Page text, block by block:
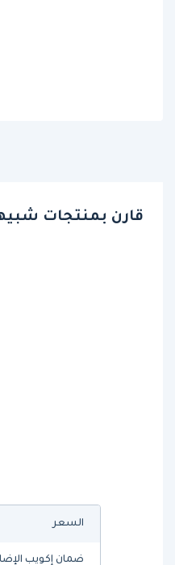
قارن بمنتجات
السعر
ضمان إكويب